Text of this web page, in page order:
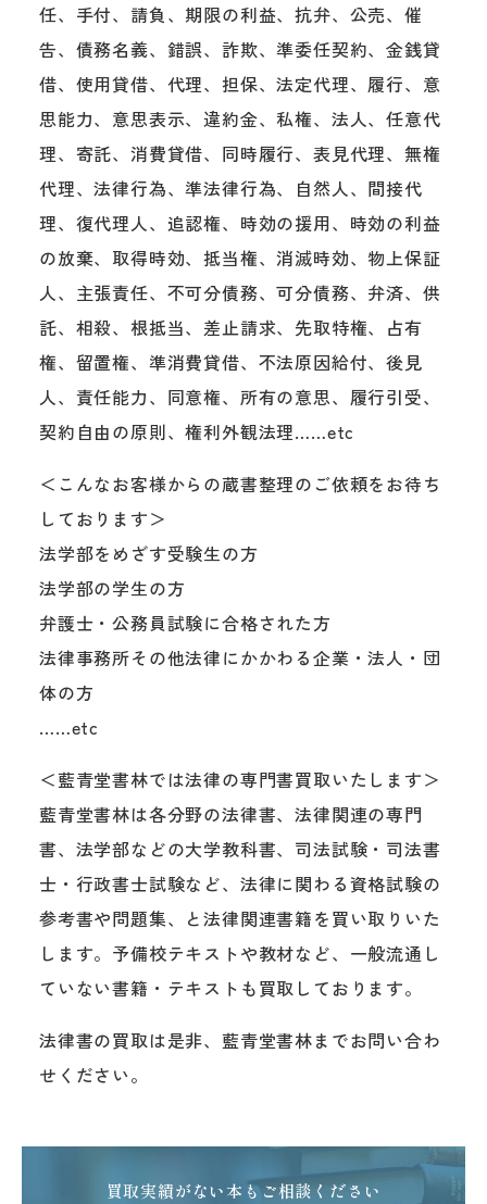
任、手付、請負、期限の利益、抗弁、公売、催
告、債務名義、錯誤、詐欺、準委任契約、金銭貸
借、使用貸借、代理、担保、法定代理、履行、意
思能力、意思表示、違約金、私権、法人、任意代
理、寄託、消費貸借、同時履行、表見代理、無権
代理、法律行為、準法律行為、自然人、間接代
理、復代理人、追認権、時効の援用、時効の利益
の放棄、取得時効、抵当権、消滅時効、物上保証
人、主張責任、不可分債務、可分債務、弁済、供
託、相殺、根抵当、差止請求、先取特権、占有
権、留置権、準消費貸借、不法原因給付、後見
人、責任能力、同意権、所有の意思、履行引受、
契約自由の原則、権利外観法理……etc
＜こんなお客様からの蔵書整理のご依頼をお待ち
しております＞
法学部をめざす受験生の方
法学部の学生の方
弁護士・公務員試験に合格された方
法律事務所その他法律にかかわる企業・法人・団
体の方
……etc
＜藍青堂書林では法律の専門書買取いたします＞
藍青堂書林は各分野の法律書、法律関連の専門
書、法学部などの大学教科書、司法試験・司法書
士・行政書士試験など、法律に関わる資格試験の
参考書や問題集、と法律関連書籍を買い取りいた
します。予備校テキストや教材など、一般流通し
ていない書籍・テキストも買取しております。
法律書の買取は是非、藍青堂書林までお問い合わ
せください。
買取実績がない本もご相談ください